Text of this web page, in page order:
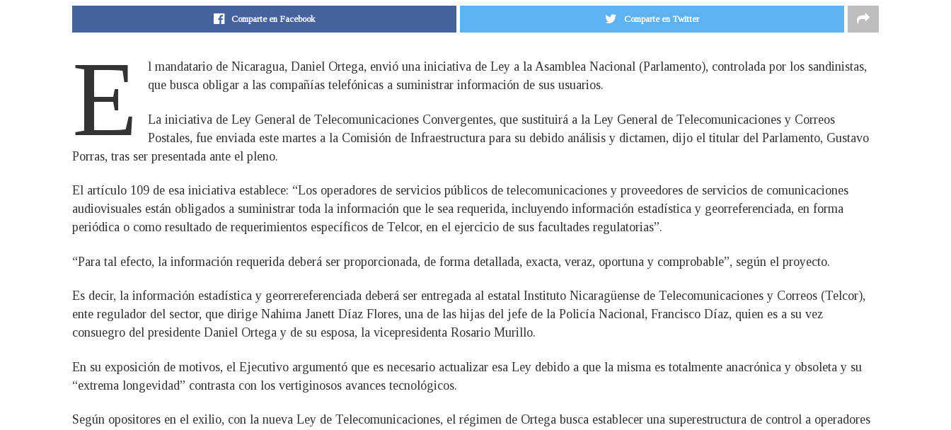
Comparte en Facebook Comparte en Twitter
E
l mandatario de Nicaragua, Daniel Ortega, envió una iniciativa de Ley a la Asamblea Nacional (Parlamento), controlada por los sandinistas,
que busca obligar a las compañías telefónicas a suministrar información de sus usuarios.
La iniciativa de Ley General de Telecomunicaciones Convergentes, que sustituirá a la Ley General de Telecomunicaciones y Correos
Postales, fue enviada este martes a la Comisión de Infraestructura para su debido análisis y dictamen, dijo el titular del Parlamento, Gustavo
Porras, tras ser presentada ante el pleno.
El artículo 109 de esa iniciativa establece: “Los operadores de servicios públicos de telecomunicaciones y proveedores de servicios de comunicaciones
audiovisuales están obligados a suministrar toda la información que le sea requerida, incluyendo información estadística y georreferenciada, en forma
periódica o como resultado de requerimientos específicos de Telcor, en el ejercicio de sus facultades regulatorias”.
“Para tal efecto, la información requerida deberá ser proporcionada, de forma detallada, exacta, veraz, oportuna y comprobable”, según el proyecto.
Es decir, la información estadística y georrereferenciada deberá ser entregada al estatal Instituto Nicaragüense de Telecomunicaciones y Correos (Telcor),
ente regulador del sector, que dirige Nahima Janett Díaz Flores, una de las hijas del jefe de la Policía Nacional, Francisco Díaz, quien es a su vez
consuegro del presidente Daniel Ortega y de su esposa, la vicepresidenta Rosario Murillo.
En su exposición de motivos, el Ejecutivo argumentó que es necesario actualizar esa Ley debido a que la misma es totalmente anacrónica y obsoleta y su
“extrema longevidad” contrasta con los vertiginosos avances tecnológicos.
Según opositores en el exilio, con la nueva Ley de Telecomunicaciones, el régimen de Ortega busca establecer una superestructura de control a operadores